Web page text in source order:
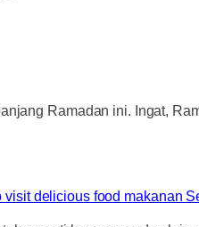
Ramadan ini. Ingat,